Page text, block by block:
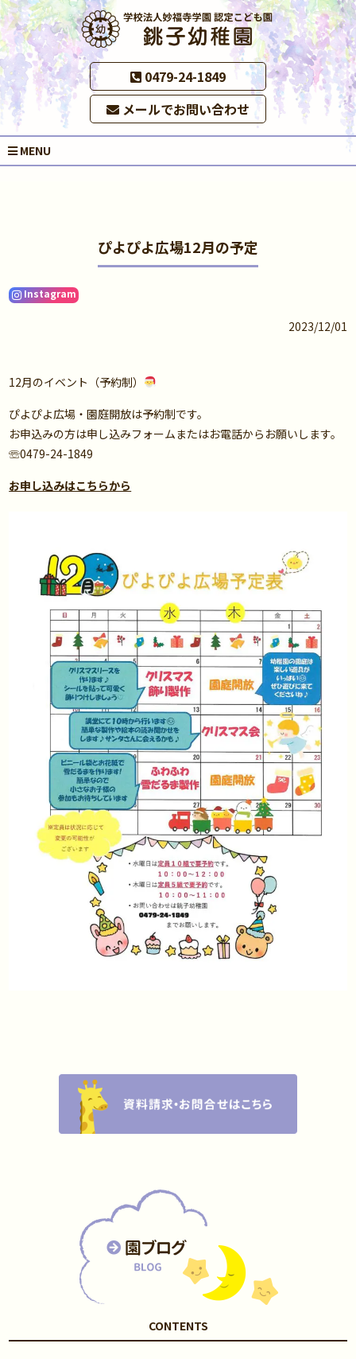
0479-24-1849
メールでお問い合わせ
MENU
ぴよぴよ広場12月の予定
Instagram
2023/12/01
12月のイベント（予約制）
ぴよぴよ広場・園庭開放は予約制です。
お申込みの方は申し込みフォームまたはお電話からお願いします。
☏0479-24-1849
お申し込みはこちらから
CONTENTS